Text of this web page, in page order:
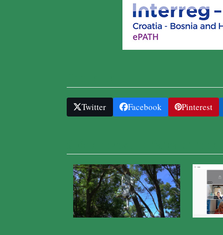
Twitter Facebook Pinterest